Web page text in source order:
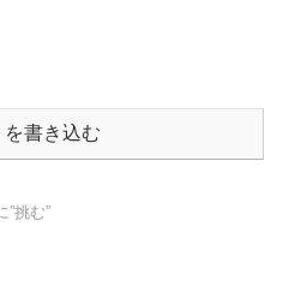
を書き込む
”挑む”